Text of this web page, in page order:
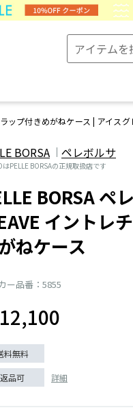
ップ付きめがねケース | アイスグ
BORSA ペレボルサ
はPELLE BORSAの正規取扱店です
BORSA ペ
イントレ
ねケース
ー品番：5855
料無料
返品可 詳細